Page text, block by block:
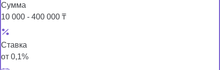
Сумма
10 000 - 400 000 ₸
Ставка
от 0,1%